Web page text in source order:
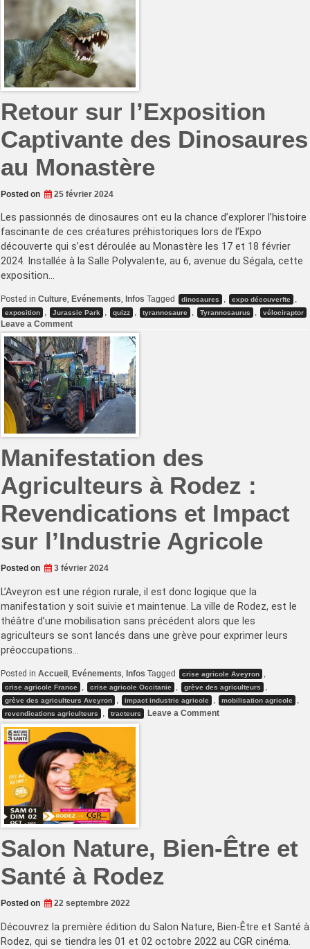
univers
artistiques
se
rencontrent
Retour sur l’Exposition
Captivante des Dinosaures
au Monastère
Posted on 25 février 2024
Les passionnés de dinosaures ont eu la chance d’explorer l’histoire
fascinante de ces créatures préhistoriques lors de l’Expo
découverte qui s’est déroulée au Monastère les 17 et 18 février
2024. Installée à la Salle Polyvalente, au 6, avenue du Ségala, cette
exposition…
Posted in Culture, Evénements, Infos Tagged dinosaures , expo découverfte ,
exposition , Jurassic Park , quizz , tyrannosaure , Tyrannosaurus , vélociraptor
Leave a Commenton
Retour
sur
l’Exposition
Captivante
des
Dinosaures
au
Monastère
Manifestation des
Agriculteurs à Rodez :
Revendications et Impact
sur l’Industrie Agricole
Posted on 3 février 2024
L’Aveyron est une région rurale, il est donc logique que la
manifestation y soit suivie et maintenue. La ville de Rodez, est le
théâtre d’une mobilisation sans précédent alors que les
agriculteurs se sont lancés dans une grève pour exprimer leurs
préoccupations…
Posted in Accueil , Evénements, Infos Tagged crise agricole Aveyron ,
crise agricole France , crise agricole Occitanie , grève des agriculteurs ,
grève des agriculteurs Aveyron , impact industrie agricole , mobilisation agricole ,
revendications agriculteurs , tracteurs Leave a Commenton
Salon Nature, Bien-Être et
Santé à Rodez
Posted on 22 septembre 2022
Découvrez la première édition du Salon Nature, Bien-Être et Santé à
Rodez, qui se tiendra les 01 et 02 octobre 2022 au CGR cinéma.